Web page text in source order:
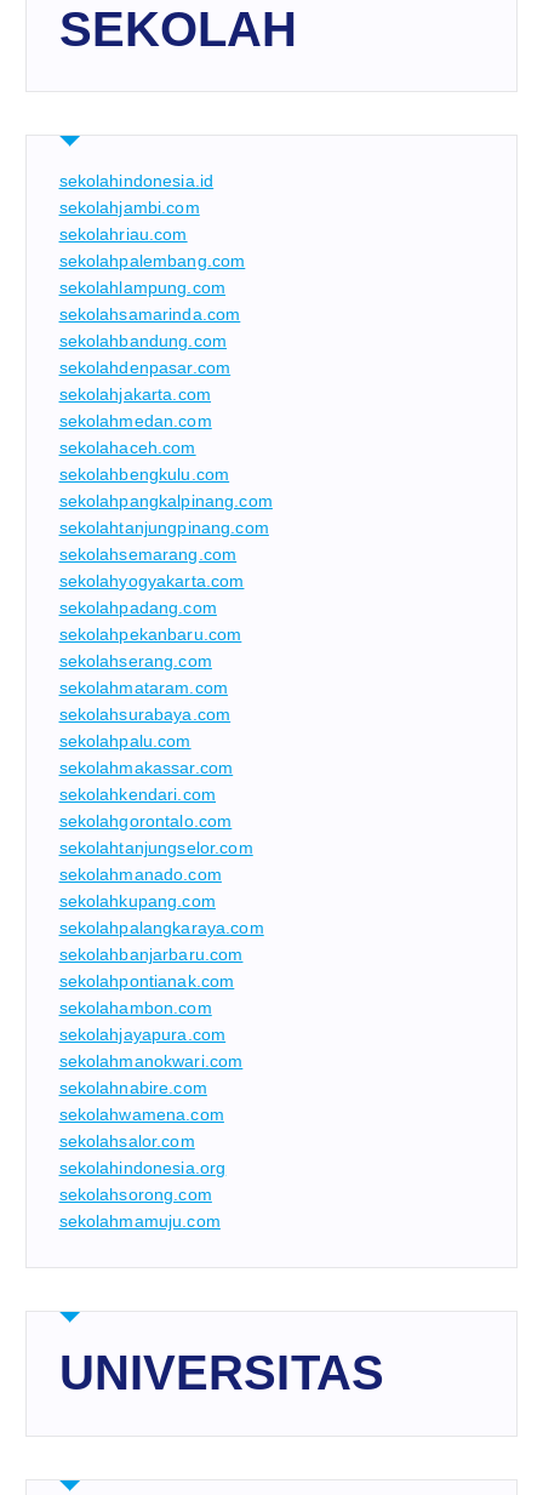
SEKOLAH
sekolahindonesia.id
sekolahjambi.com
sekolahriau.com
sekolahpalembang.com
sekolahlampung.com
sekolahsamarinda.com
sekolahbandung.com
sekolahdenpasar.com
sekolahjakarta.com
sekolahmedan.com
sekolahaceh.com
sekolahbengkulu.com
sekolahpangkalpinang.com
sekolahtanjungpinang.com
sekolahsemarang.com
sekolahyogyakarta.com
sekolahpadang.com
sekolahpekanbaru.com
sekolahserang.com
sekolahmataram.com
sekolahsurabaya.com
sekolahpalu.com
sekolahmakassar.com
sekolahkendari.com
sekolahgorontalo.com
sekolahtanjungselor.com
sekolahmanado.com
sekolahkupang.com
sekolahpalangkaraya.com
sekolahbanjarbaru.com
sekolahpontianak.com
sekolahambon.com
sekolahjayapura.com
sekolahmanokwari.com
sekolahnabire.com
sekolahwamena.com
sekolahsalor.com
sekolahindonesia.org
sekolahsorong.com
sekolahmamuju.com
UNIVERSITAS